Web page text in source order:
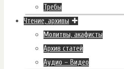
Требы
Чтение, архивы
Молитвы, акафисты
Архив статей
Аудио – Видео